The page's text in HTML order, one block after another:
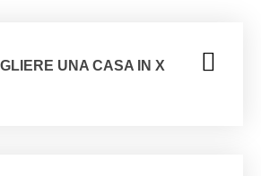
UNA CASA IN X